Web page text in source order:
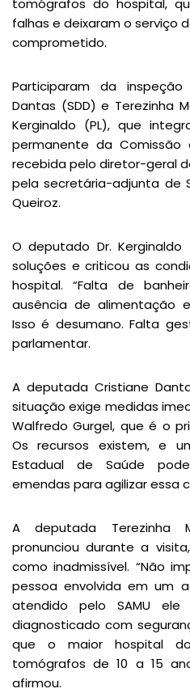
falhas e deixaram o serviço
comprometido.
Participaram da
Dantas (SDD) e Terezinha
Kerginaldo (PL), que
permanente da
recebida pelo diretor-geral
pela secretária-adjunta de
Queiroz.
O deputado Dr.
soluções e criticou as
hospital. “Falta de
ausência de alimentação
Isso é desumano. Falta
parlamentar.
A deputada Cristiane
situação exige medidas
Walfredo Gurgel, que é o
Os recursos existem, e
Estadual de Saúde
emendas para agilizar essa
A deputada Terezinha
pronunciou durante a
como inadmissível. “Não
pessoa envolvida em um
atendido pelo SAMU
diagnosticado com
que o maior hospital
tomógrafos de 10 a 15
afirmou.